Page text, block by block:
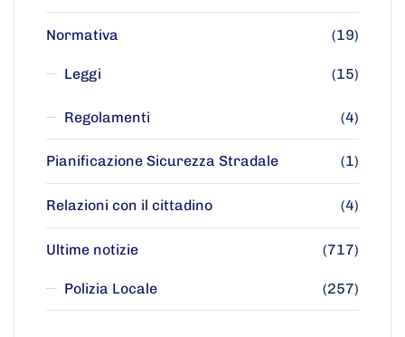
Normativa (19)
Leggi (15)
Regolamenti (4)
Pianificazione Sicurezza Stradale (1)
Relazioni con il cittadino (4)
Ultime notizie (717)
Polizia Locale (257)